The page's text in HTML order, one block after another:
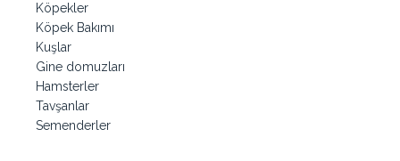
Köpekler
Köpek Bakımı
Kuşlar
Gine domuzları
Hamsterler
Tavşanlar
Semenderler